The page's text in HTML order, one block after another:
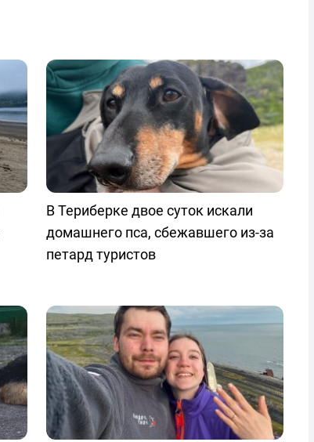
В Териберке двое суток искали
домашнего пса, сбежавшего из-за
петард туристов